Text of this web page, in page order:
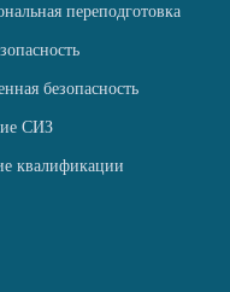
переподготовка
безопасность
СИЗ
квалификации